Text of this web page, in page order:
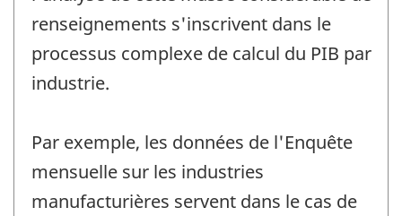
renseignements s'inscrivent dans le
processus complexe de calcul du PIB par
industrie.
Par exemple, les données de l'Enquête
mensuelle sur les industries
manufacturières servent dans le cas de